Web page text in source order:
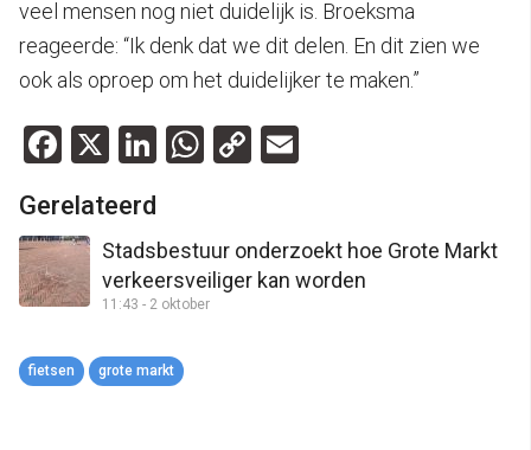
veel mensen nog niet duidelijk is. Broeksma
reageerde: “Ik denk dat we dit delen. En dit zien we
ook als oproep om het duidelijker te maken.”
Facebook
X LinkedIn
WhatsApp
Copy
Gerelateerd
Stadsbestuur onderzoekt hoe Grote Markt
verkeersveiliger kan worden
11:43 - 2 oktober
fietsen grote markt